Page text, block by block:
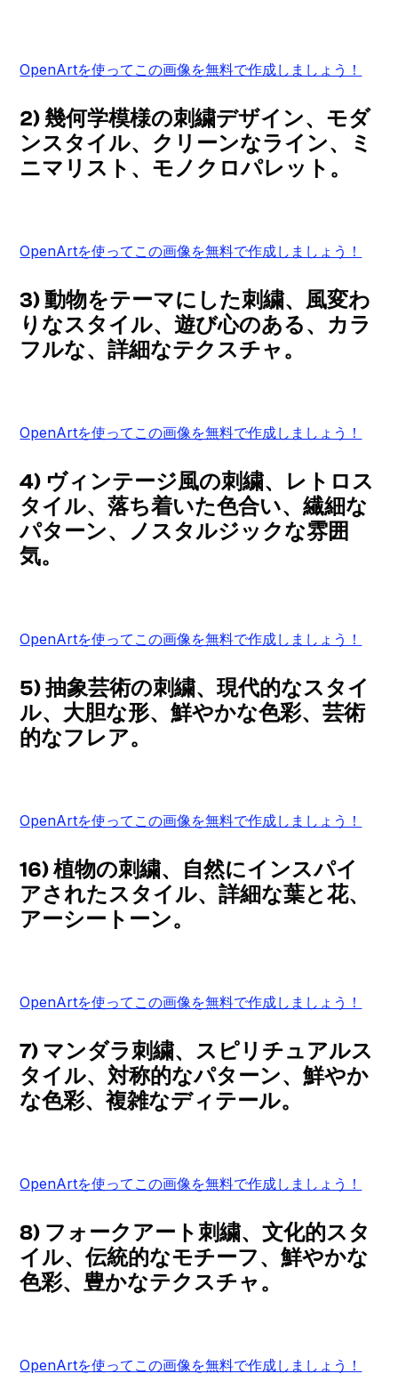
OpenArtを使ってこの画像を無料で作成しましょう！
2) 幾何学模様の刺繍デザイン、モダ
ンスタイル、クリーンなライン、ミ
ニマリスト、モノクロパレット。
OpenArtを使ってこの画像を無料で作成しましょう！
3) 動物をテーマにした刺繍、風変わ
りなスタイル、遊び心のある、カラ
フルな、詳細なテクスチャ。
OpenArtを使ってこの画像を無料で作成しましょう！
4) ヴィンテージ風の刺繍、レトロス
タイル、落ち着いた色合い、繊細な
パターン、ノスタルジックな雰囲
気。
OpenArtを使ってこの画像を無料で作成しましょう！
5) 抽象芸術の刺繍、現代的なスタイ
ル、大胆な形、鮮やかな色彩、芸術
的なフレア。
OpenArtを使ってこの画像を無料で作成しましょう！
16) 植物の刺繍、自然にインスパイ
アされたスタイル、詳細な葉と花、
アーシートーン。
OpenArtを使ってこの画像を無料で作成しましょう！
7) マンダラ刺繍、スピリチュアルス
タイル、対称的なパターン、鮮やか
な色彩、複雑なディテール。
OpenArtを使ってこの画像を無料で作成しましょう！
8) フォークアート刺繍、文化的スタ
イル、伝統的なモチーフ、鮮やかな
色彩、豊かなテクスチャ。
OpenArtを使ってこの画像を無料で作成しましょう！